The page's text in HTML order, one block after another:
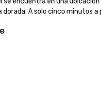
dorada. A solo cinco minutos